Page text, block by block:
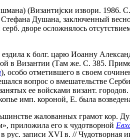
(Византиjски извори. 1986.
Душана, заключенный
дворе осложнялось
к болг. царю Иоанну
в Византии (Там же. С. 385.
), особо отметившего в своем
вопрос о вмешательстве
ее войсками визант.
имп. короной, Е. была
жалованных грамот кор.
приложила его к чудотворной
рус. записи XVI в. //